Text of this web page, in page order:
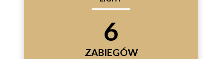
6
ZABIEGÓW